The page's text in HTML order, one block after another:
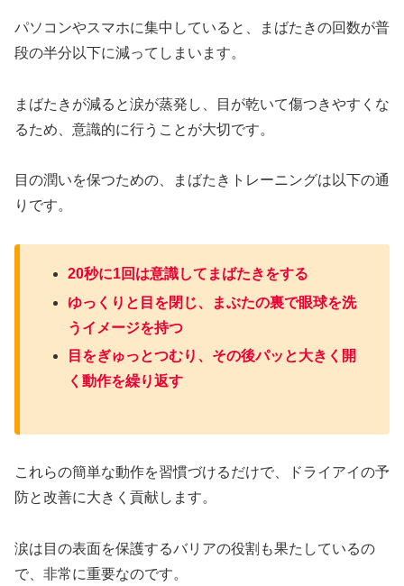
パソコンやスマホに集中していると、まばたきの回数が普
段の半分以下に減ってしまいます。
まばたきが減ると涙が蒸発し、目が乾いて傷つきやすくな
るため、意識的に行うことが大切です。
目の潤いを保つための、まばたきトレーニングは以下の通
りです。
20秒に1回は意識してまばたきをする
ゆっくりと目を閉じ、まぶたの裏で眼球を洗
うイメージを持つ
目をぎゅっとつむり、その後パッと大きく開
く動作を繰り返す
これらの簡単な動作を習慣づけるだけで、ドライアイの予
防と改善に大きく貢献します。
涙は目の表面を保護するバリアの役割も果たしているの
で、非常に重要なのです。